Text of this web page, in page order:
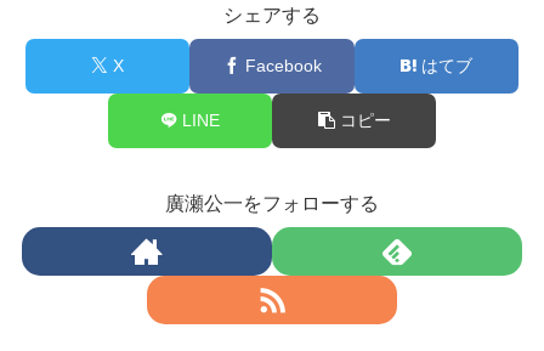
シェアする
X Facebook はてブ
LINE コピー
廣瀬公一をフォローする